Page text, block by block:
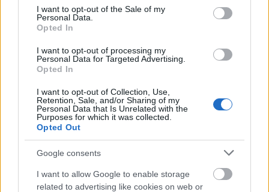
consent section.
I want to opt-out of the Sale of my
Personal Data.
Opted In
I want to opt-out of processing my
Personal Data for Targeted Advertising.
Opted In
I want to opt-out of Collection, Use,
Retention, Sale, and/or Sharing of my
Personal Data that Is Unrelated with the
Purposes for which it was collected.
Opted Out
Google consents
I want to allow Google to enable storage
related to advertising like cookies on web or
brothers grimsby] (2016)
A Grimsby bratyók, akarom mondani, az Agyas és
eredettörténet-mesélés patetikus vasmarkával
szorítja a zsigereinket, de csak annyira, hogy a
kínunkban csikorgatott fogsorunk idétlen vigyort
imitáljon. "I disagree, Ukrainian Ben Affleck!"